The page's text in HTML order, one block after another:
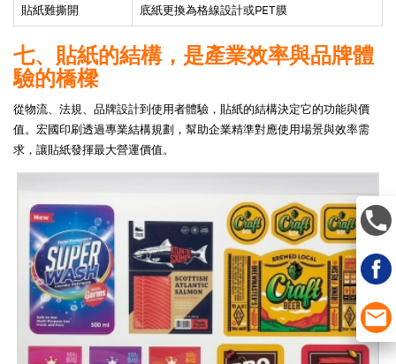
貼紙難撕開 底紙更換為格線設計或PET膜
七、貼紙的結構，是產業效率與品牌體
驗的橋樑
從物流、法規、品牌設計到使用者體驗，貼紙的結構決定它的功能與價
值。宏國印刷透過專業結構規劃，幫助企業精準對應使用場景與效率需
求，讓貼紙發揮最大營運價值。